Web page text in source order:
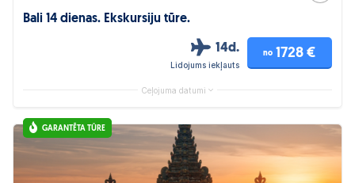
Bali 14 dienas. Ekskursiju tūre.
14d.
Lidojums iekļauts
no 1728 €
Ceļojuma datumi
GARANTĒTA TŪRE